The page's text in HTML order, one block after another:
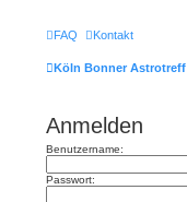
FAQ Kontakt
Köln Bonner Astrotreff
Anmelden
Benutzername:
Passwort: